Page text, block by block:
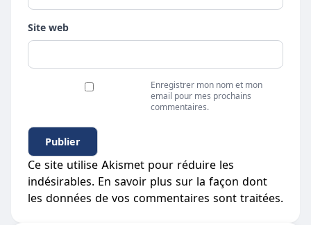
Site web
Enregistrer mon nom et mon
email pour mes prochains
commentaires.
Ce site utilise Akismet pour réduire les
indésirables. En savoir plus sur la façon dont
les données de vos commentaires sont traitées.